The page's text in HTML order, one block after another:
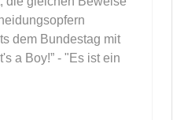
dem Bundestag mit
a Boy!” - "Es ist ein